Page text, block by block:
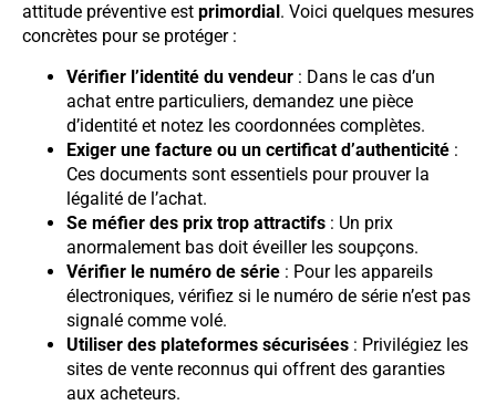
attitude préventive est primordial. Voici quelques mesures
concrètes pour se protéger :
Vérifier l’identité du vendeur : Dans le cas d’un
achat entre particuliers, demandez une pièce
d’identité et notez les coordonnées complètes.
Exiger une facture ou un certificat d’authenticité :
Ces documents sont essentiels pour prouver la
légalité de l’achat.
Se méfier des prix trop attractifs : Un prix
anormalement bas doit éveiller les soupçons.
Vérifier le numéro de série : Pour les appareils
électroniques, vérifiez si le numéro de série n’est pas
signalé comme volé.
Utiliser des plateformes sécurisées : Privilégiez les
sites de vente reconnus qui offrent des garanties
aux acheteurs.